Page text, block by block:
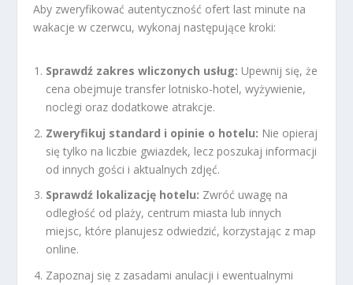
Aby zweryfikować autentyczność ofert last minute na
wakacje w czerwcu, wykonaj następujące kroki:
Sprawdź zakres wliczonych usług: Upewnij się, że
cena obejmuje transfer lotnisko-hotel, wyżywienie,
noclegi oraz dodatkowe atrakcje.
Zweryfikuj standard i opinie o hotelu: Nie opieraj
się tylko na liczbie gwiazdek, lecz poszukaj informacji
od innych gości i aktualnych zdjęć.
Sprawdź lokalizację hotelu: Zwróć uwagę na
odległość od plaży, centrum miasta lub innych
miejsc, które planujesz odwiedzić, korzystając z map
online.
Zapoznaj się z zasadami anulacji i ewentualnymi